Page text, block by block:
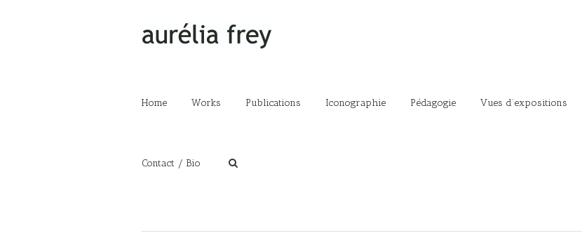
Home Works Publications Iconographie Pédagogie Vues d’expositions
Contact / Bio